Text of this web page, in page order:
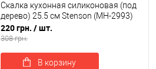
Скалка кухонная силиконовая (под
дерево) 25.5 см Stenson (MH-2993)
220 грн. / шт.
308 грн.
В корзину